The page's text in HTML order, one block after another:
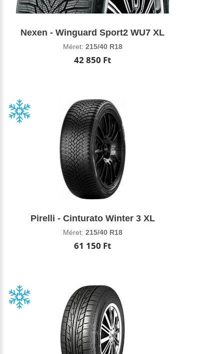
Nexen - Winguard Sport2 WU7 XL
Méret: 215/40 R18
42 850 Ft
Pirelli - Cinturato Winter 3 XL
Méret: 215/40 R18
61 150 Ft